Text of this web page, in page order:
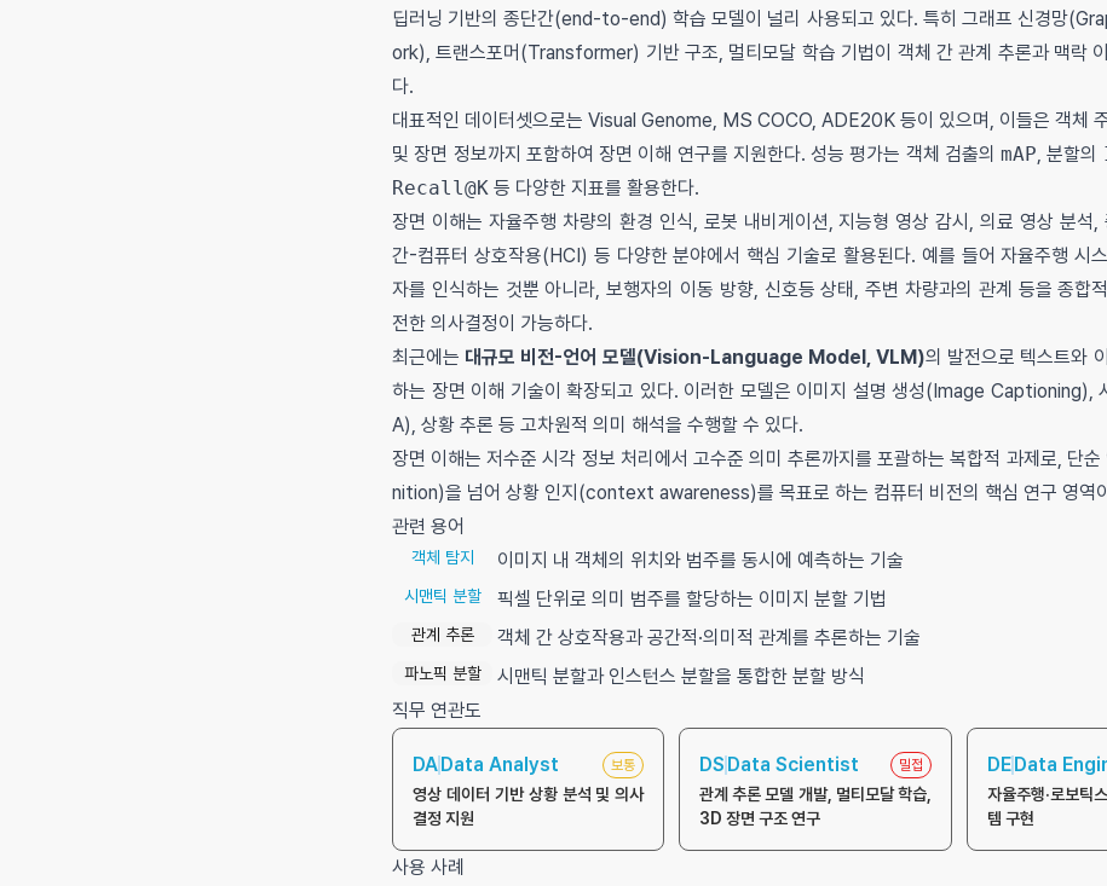
딥러닝 기반의 종단간(end-to-end) 학습 모델이 널리 사용되고 있다. 특히 그래프 신경망
ork), 트랜스포머(Transformer) 기반 구조, 멀티모달 학습 기법이 객체 간 관계 추론과 맥락
다.
대표적인 데이터셋으로는 Visual Genome, MS COCO, ADE20K 등이 있으며, 이들은 객체
및 장면 정보까지 포함하여 장면 이해 연구를 지원한다. 성능 평가는 객체 검출의 mAP, 분할의
Recall@K 등 다양한 지표를 활용한다.
장면 이해는 자율주행 차량의 환경 인식, 로봇 내비게이션, 지능형 영상 감시, 의료 영상 분석,
간-컴퓨터 상호작용(HCI) 등 다양한 분야에서 핵심 기술로 활용된다. 예를 들어 자율주행 시
자를 인식하는 것뿐 아니라, 보행자의 이동 방향, 신호등 상태, 주변 차량과의 관계 등을 종합
전한 의사결정이 가능하다.
최근에는 대규모 비전-언어 모델(Vision-Language Model, VLM)의 발전으로 텍스트와
하는 장면 이해 기술이 확장되고 있다. 이러한 모델은 이미지 설명 생성(Image Captioning),
A), 상황 추론 등 고차원적 의미 해석을 수행할 수 있다.
장면 이해는 저수준 시각 정보 처리에서 고수준 의미 추론까지를 포괄하는 복합적 과제로, 단
nition)을 넘어 상황 인지(context awareness)를 목표로 하는 컴퓨터 비전의 핵심 연구 영역
관련 용어
객체 탐지 이미지 내 객체의 위치와 범주를 동시에 예측하는 기술
시맨틱 분할 픽셀 단위로 의미 범주를 할당하는 이미지 분할 기법
관계 추론 객체 간 상호작용과 공간적·의미적 관계를 추론하는 기술
파노픽 분할
시맨틱 분할과 인스턴스 분할을 통합한 분할 방식
직무 연관도
DAData Analyst 보통
영상 데이터 기반 상황 분석 및 의사
결정 지원
DS Data Scientist 밀접
관계 추론 모델 개발, 멀티모달 학습,
3D 장면 구조 연구
DEData
자율주행·로보틱
템 구현
사용 사례